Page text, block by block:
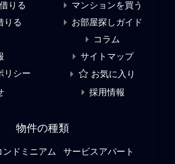
りる
マンションを買う
りる
お部屋探しガイド
コラム
サイトマップ
リシー
お気に入り
採用情報
物件の種類
ンドミニアム
サービスアパート